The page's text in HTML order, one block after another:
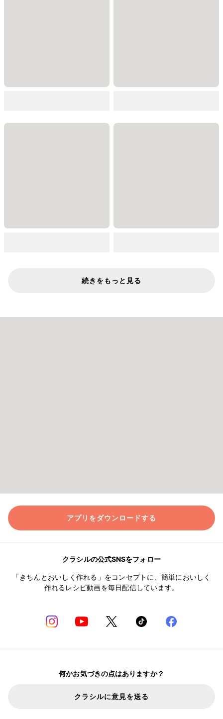
続きをもっと見る
アプリをダウンロードする
クラシルの公式SNSをフォロー
「きちんとおいしく作れる」をコンセプトに、簡単においしく
作れるレシピ動画を毎日配信しています。
何かお気づきの点はありますか？
クラシルに意見を送る